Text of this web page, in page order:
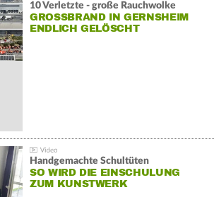
10 Verletzte - große Rauchwolke
GROSSBRAND IN GERNSHEIM E
NDLICH GELÖSCHT
Handgemachte Schultüten
SO WIRD DIE EINSCHULUNG
ZUM KUNSTWERK